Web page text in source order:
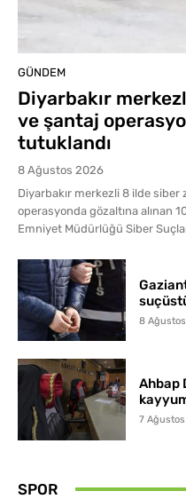
GÜNDEM
Diyarbakır
ve şantaj
tutuklandı
8 Ağustos 2026
Diyarbakır merkezli 8 ilde siber
operasyonda gözaltına alınan
Emniyet Müdürlüğü Siber
8
Ahbap
7
SPOR